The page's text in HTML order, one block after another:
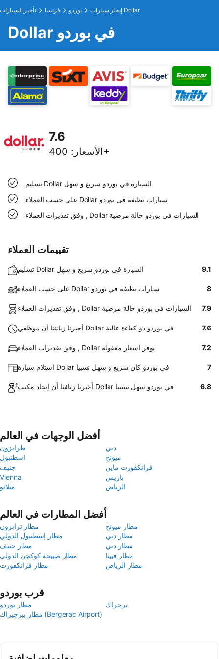
تأجير السيارات فرنسا بوردو إيجار سيارات Dollar
Dollar في بوردو
7.6
الأسعار : 400+
تسليم Dollar السيارة في بوردو سريع و سهل
على حسب العملاء Dollar سيارات نظيفة في بوردو
وفق تقديرات العملاء , Dollar السيارات في بوردو حالة مرضية
تقييمات العملاء
تسليم Dollar السيارة في بوردو سريع و سهل 9.1
على حسب العملاء Dollar سيارات نظيفة في بوردو 8
وفق تقديرات العملاء , Dollar السيارات في بوردو حالة مرضية 7.9
أخبرنا زبائننا أن موظفي Dollar في بوردو ذو كفاءة عالية 7.6
وفق تقديرات العملاء , Dollar يوفر اسعار معقولة 7.2
استلام سيارة Dollar في بوردو كان سريع و سهل نسبيا 7
أخبرنا زبائننا أن إيجاد مكتب Dollar في بوردو سهل نسبيا 6.8
أفضل الوجهات في العالم
طرابزون
دبي
اسطنبول
ميونخ
جنيف
فرانكفورت ماين
Vienna
باريس
ميلانو
الرياض
أفضل المطارات في العالم
مطار ترابزون
مطار ميونخ
مطار إسطنبول الدولي
مطار دبي
مطار جنيف
مطار دبي
مطار صبيحة كوكجن الدولي
مطار فيينا
مطار فرانكفورت
مطار الرياض
قرب بوردو
مطار بوردو
برجراك
مطار بيرجيراك (Bergerac Airport)